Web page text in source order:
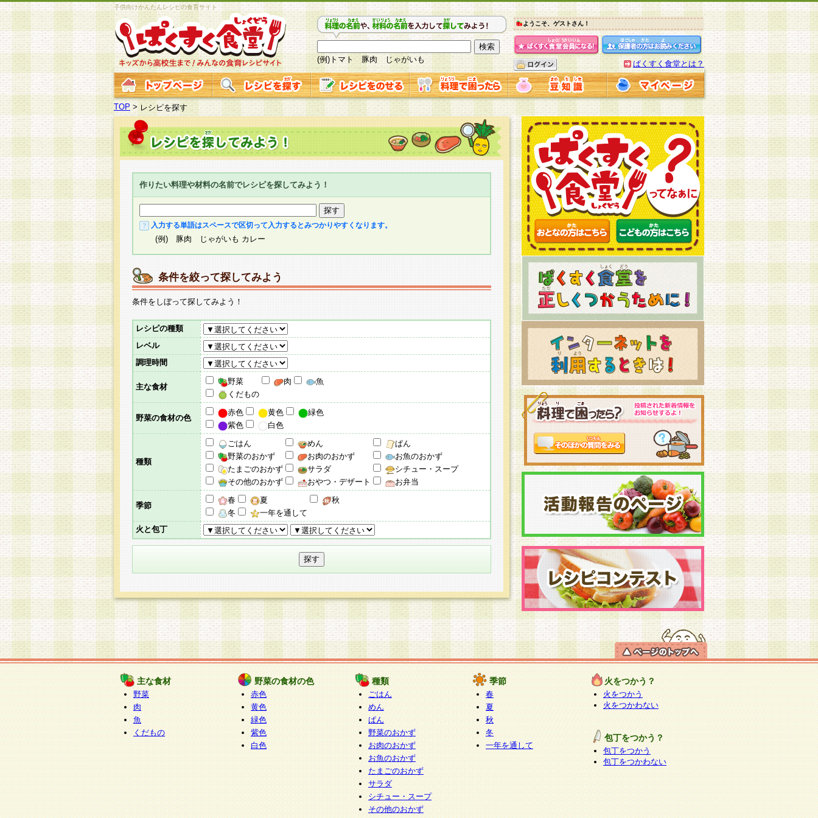
子供向けかんたんレシピの食育サイト
(例)トマト 豚肉 じゃがいも
ようこそ、ゲストさん！
ぱくすく食堂とは？
TOP >レシピを探す
作りたい料理や材料の名前でレシピを探してみよう！
入力する単語はスペースで区切って入力するとみつかりやすくなります。
(例) 豚肉 じゃがいも カレー
条件を絞って探してみよう
条件をしぼって探してみよう！
レシピの種類
レベル
調理時間
主な食材
野菜 肉
魚
くだもの
野菜の食材の色
赤色 黄色
緑色
紫色
白色
種類
ごはん めん
ぱん
野菜のおかず
お肉のおかず
お魚のおかず
たまごのおかず
サラダ
シチュー・スープ
その他のおかず
おやつ・デザート お弁当
季節
春 夏
秋
冬
一年を通して
火と包丁
主な食材
野菜
肉
魚
くだもの
野菜の食材の色
赤色
黄色
緑色
紫色
白色
種類
ごはん
めん
ぱん
野菜のおかず
お肉のおかず
お魚のおかず
たまごのおかず
サラダ
シチュー・スープ
その他のおかず
季節
春
夏
秋
冬
一年を通して
火をつかう？
火をつかう
火をつかわない
包丁をつかう？
包丁をつかう
包丁をつかわない